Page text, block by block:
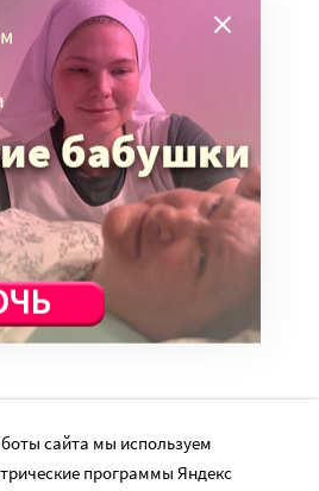
Ю.К.
сайта мы используем
программы Яндекс